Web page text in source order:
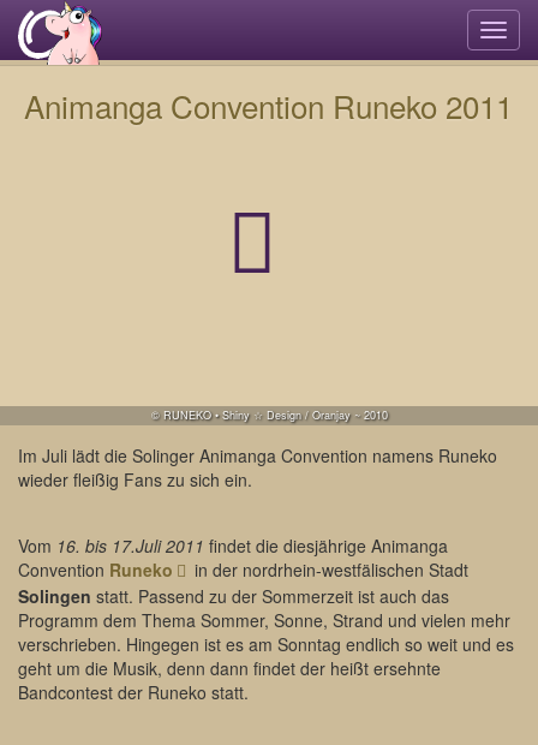
Animanga Convention Runeko 2011
© RUNEKO • Shiny ☆ Design / Oranjay ~ 2010
Im Juli lädt die Solinger Animanga Convention namens Runeko
wieder fleißig Fans zu sich ein.
Vom 16. bis 17.Juli 2011 findet die diesjährige Animanga
Convention Runeko
in der nordrhein-westfälischen Stadt
Solingen statt. Passend zu der Sommerzeit ist auch das
Programm dem Thema Sommer, Sonne, Strand und vielen mehr
verschrieben. Hingegen ist es am Sonntag endlich so weit und es
geht um die Musik, denn dann findet der heißt ersehnte
Bandcontest der Runeko statt.